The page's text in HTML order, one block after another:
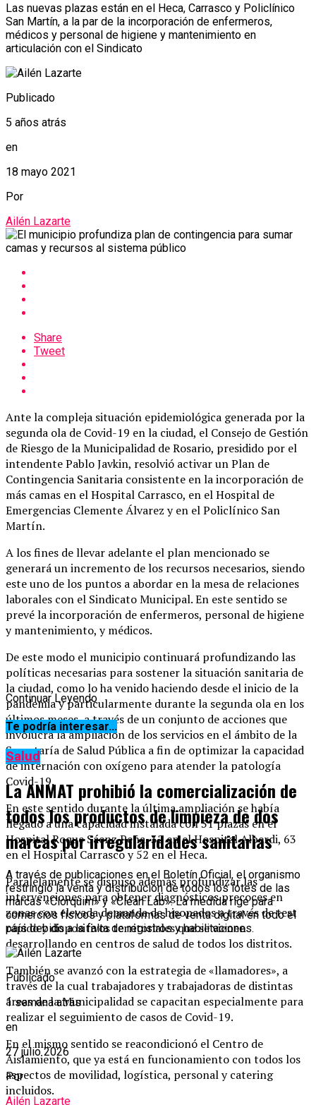
Las nuevas plazas están en el Heca, Carrasco y Policlínico
San Martín, a la par de la incorporación de enfermeros,
médicos y personal de higiene y mantenimiento en
articulación con el Sindicato
Publicado
5 años atrás
en
18 mayo 2021
Por
Ailén Lazarte
Share
Tweet
Ante la compleja situación epidemiológica generada por la
segunda ola de Covid-19 en la ciudad, el Consejo de Gestión
de Riesgo de la Municipalidad de Rosario, presidido por el
intendente Pablo Javkin, resolvió activar un Plan de
Contingencia Sanitaria consistente en la incorporación de
más camas en el Hospital Carrasco, en el Hospital de
Emergencias Clemente Álvarez y en el Policlínico San
Martín.
A los fines de llevar adelante el plan mencionado se
generará un incremento de los recursos necesarios, siendo
este uno de los puntos a abordar en la mesa de relaciones
laborales con el Sindicato Municipal. En este sentido se
prevé la incorporación de enfermeros, personal de higiene
y mantenimiento, y médicos.
De este modo el municipio continuará profundizando las
políticas necesarias para sostener la situación sanitaria de
la ciudad, como lo ha venido haciendo desde el inicio de la
pandemia y particularmente durante la segunda ola en los
últimos meses, a través de un conjunto de acciones que
involucra la ampliación de los servicios en el ámbito de la
Secretaría de Salud Pública a fin de optimizar la capacidad
de internación con oxígeno para atender la patología
Covid-19.
En este sentido durante la última ampliación se había
llegado a una capacidad instalada con 31 plazas en el
Hospital Roque Sáenz Peña, 32 en el Hospital Alberdi, 63
en el Hospital Carrasco y 52 en el Heca.
Paralelamente se dispuso además profundizar las
intervenciones para obtener diagnósticos precoces en
zonas con elevada demanda de hisopados a través de test
rápido y dispositivos territoriales que se vienen
desarrollando en centros de salud de todos los distritos.
También se avanzó con la estrategia de «llamadores», a
través de la cual trabajadores y trabajadoras de distintas
áreas de la Municipalidad se capacitan especialmente para
realizar el seguimiento de casos de Covid-19.
En el mismo sentido se reacondicionó el Centro de
Aislamiento, que ya está en funcionamiento con todos los
aspectos de movilidad, logística, personal y catering
incluidos.
Continuar Leyendo
Te podría interesar...
Salud
La ANMAT prohibió la comercialización de
todos los productos de limpieza de dos
marcas por irregularidades sanitarias
A través de publicaciones en el Boletín Oficial, el organismo
restringió la venta y distribución de todos los lotes de las
marcas «Clorquim» y «Clean Lab». La medida rige para
comercios físicos y plataformas de venta digital en todo el
país debido a la falta de registros y habilitaciones.
Publicado
1 semana atrás
en
27 julio 2026
Por
Ailén Lazarte